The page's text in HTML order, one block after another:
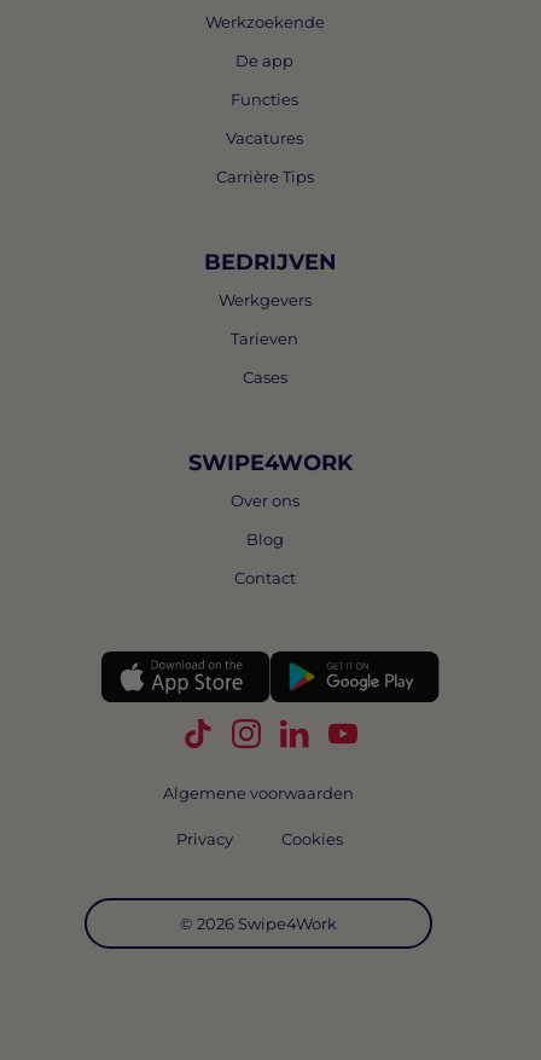
Werkzoekende
De app
Functies
Vacatures
Carrière Tips
BEDRIJVEN
Werkgevers
Tarieven
Cases
SWIPE4WORK
Over ons
Blog
Contact
Volg Swipe4Work op TikTok
Volg Swipe4Work op
Volg Swipe4Work op
Volg Swipe4Work
© 2026 Swipe4Work
Algemene voorwaarden
Privacy Cookies